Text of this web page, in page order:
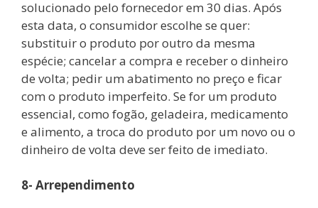
solucionado pelo fornecedor em 30 dias. Após
esta data, o consumidor escolhe se quer:
substituir o produto por outro da mesma
espécie; cancelar a compra e receber o dinheiro
de volta; pedir um abatimento no preço e ficar
com o produto imperfeito. Se for um produto
essencial, como fogão, geladeira, medicamento
e alimento, a troca do produto por um novo ou o
dinheiro de volta deve ser feito de imediato.
8- Arrependimento